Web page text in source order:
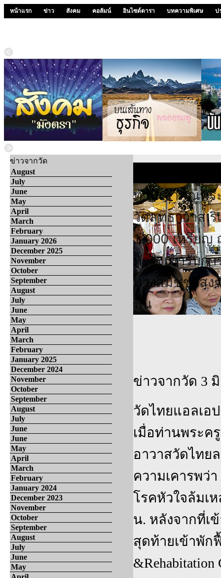
หน้าแรก ข่าว สังคม คอลัมน์ อินไซด์ดารา บทความพิเศษ ป
ข่าวจากวัด
August
July
June
May
April
March
February
January 2026
December 2025
November
October
September
August
July
June
May
April
March
February
January 2025
December 2024
November
October
September
August
July
June
June
May
April
March
February
January 2024
December 2023
November
October
September
August
July
June
May
ท่านเจ้าคุณพร
วัดสุทธาวาส
1,000 เหรียญ
หัวใจเข้ารับก
ทางสมัชชาสง
ฟื้น
ข่าวจากวัด 3
วัดไทยแอลเอ
เมื่อท่านพระค
อาวาสวัดไทย
ความเคารพว่
โรคหัวใจล้มเ
น. หลังจากที่เ
สุดท้ายเข้าพักฟื้